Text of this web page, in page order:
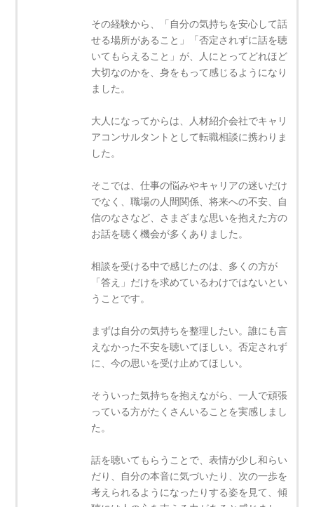
その経験から、「自分の気持ちを安心して話
せる場所があること」「否定されずに話を聴
いてもらえること」が、人にとってどれほど
大切なのかを、身をもって感じるようになり
ました。
大人になってからは、人材紹介会社でキャリ
アコンサルタントとして転職相談に携わりま
した。
そこでは、仕事の悩みやキャリアの迷いだけ
でなく、職場の人間関係、将来への不安、自
信のなさなど、さまざまな思いを抱えた方の
お話を聴く機会が多くありました。
相談を受ける中で感じたのは、多くの方が
「答え」だけを求めているわけではないとい
うことです。
まずは自分の気持ちを整理したい。誰にも言
えなかった不安を聴いてほしい。否定されず
に、今の思いを受け止めてほしい。
そういった気持ちを抱えながら、一人で頑張
っている方がたくさんいることを実感しまし
た。
話を聴いてもらうことで、表情が少し和らい
だり、自分の本音に気づいたり、次の一歩を
考えられるようになったりする姿を見て、傾